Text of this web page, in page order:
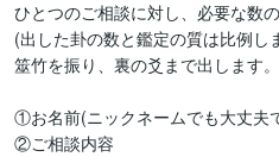
ひとつのご相談に対し、必要な数
(出した卦の数と鑑定の質は比例し
筮竹を振り、裏の爻まで出します。
①お名前(ニックネームでも大丈夫
②ご相談内容